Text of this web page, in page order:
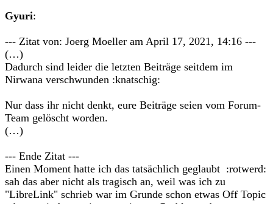
Gyuri:
--- Zitat von: Joerg Moeller am April 17, 2021, 14:16 ---
(…)
Dadurch sind leider die letzten Beiträge seitdem im
Nirwana verschwunden :knatschig:
Nur dass ihr nicht denkt, eure Beiträge seien vom Forum-
Team gelöscht worden.
(…)
--- Ende Zitat ---
Einen Moment hatte ich das tatsächlich geglaubt :rotwerd:
sah das aber nicht als tragisch an, weil was ich zu
"LibreLink" schrieb war im Grunde schon etwas Off Topic